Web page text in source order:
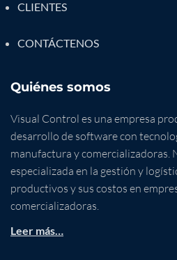
CLIENTES
CONTÁCTENOS
Quiénes somos
Visual Control es una empresa
desarrollo de software con
manufactura y comercializadoras.
especializada en la gestión y
productivos y sus costos en
comercializadoras.
Leer más…